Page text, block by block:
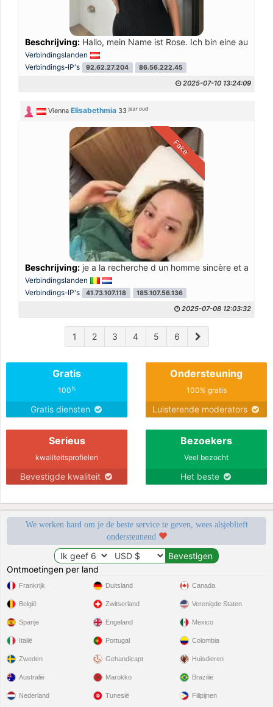
Beschrijving: Hallo, mein Name ist Rose. Ich bin eine
Verbindingslanden
Verbindings-IP's
92.62.27.204 86.56.222.45
2025-07-10 13:24:09
Vienna Elisabethmia 33jaar oud
Fake
Beschrijving: je a la recherche d un homme sincère et
Verbindingslanden
Verbindings-IP's
41.73.107.118 185.107.56.136
2025-07-08 12:03:32
1 2 3 4 5 6
Gratis
100%
Gratis diensten
Ondersteuning
100% gratis
Luisterende moderators
Serieus
kwaliteitsprofielen
Bevestigde kwaliteit
Bezoekers
Veel bezocht
Het beste
We werken hard om je de beste service te geven, wees alsjeblieft
ondersteunend
Ontmoetingen per land
Frankrijk
België
Spanje
Italië
Zweden
Duitsland
Zwitserland
Engeland
Portugal
Gehandicapt
Canada
Verenigde Staten
Mexico
Colombia
Huisdieren
Australië
Nederland
Marokko
Tunesië
Brazilië
Filipijnen